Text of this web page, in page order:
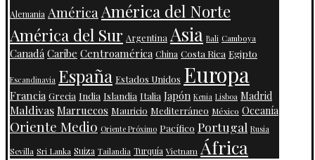
Alemania AméricaAmérica del Norte
América del Sur Argentina Asia Bali Camboya
Canadá Caribe Centroamérica China Costa Rica Egipto
Escandinavia España Estados Unidos Europa
Francia Grecia India Islandia Italia Japón Kenia Lisboa Madrid
Maldivas Marruecos Mauricio Mediterráneo México Oceanía
Oriente Medio Oriente Próximo Pacífico Portugal Rusia
Sevilla Sri Lanka Suiza Tailandia Turquía Vietnam África